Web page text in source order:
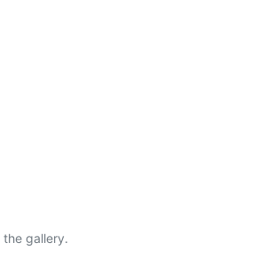
gallery.